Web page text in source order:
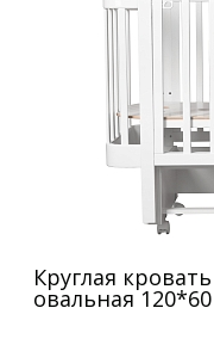
Круглая
овальная